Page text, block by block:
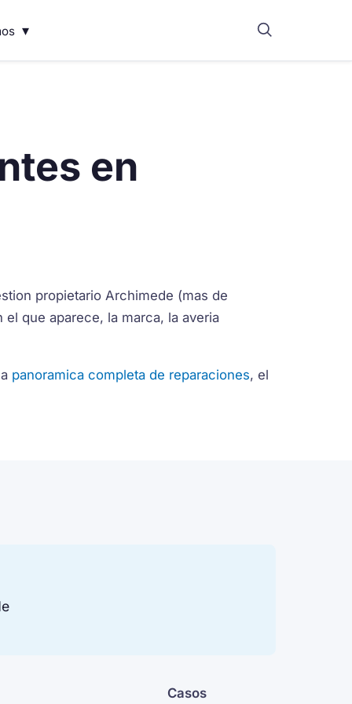
▾
en
propietario Archimede (mas de
que aparece, la marca, la averia
panoramica completa de reparaciones, el
Casos